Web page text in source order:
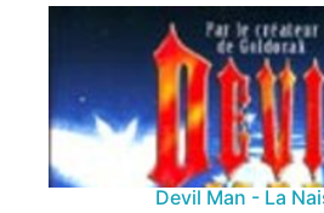
Devil Man - La